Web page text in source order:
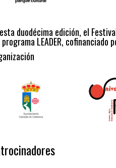
duodécima edición, el
LEADER, cofinanciado